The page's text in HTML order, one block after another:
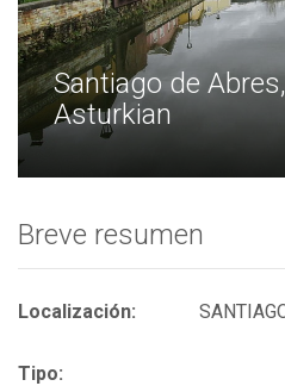
Santiago de
Asturkian
Breve resumen
Localización:
Tipo: